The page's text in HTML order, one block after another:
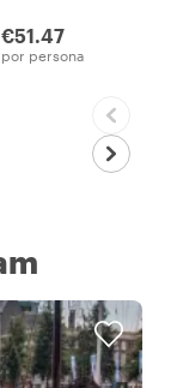
€51.47
por persona